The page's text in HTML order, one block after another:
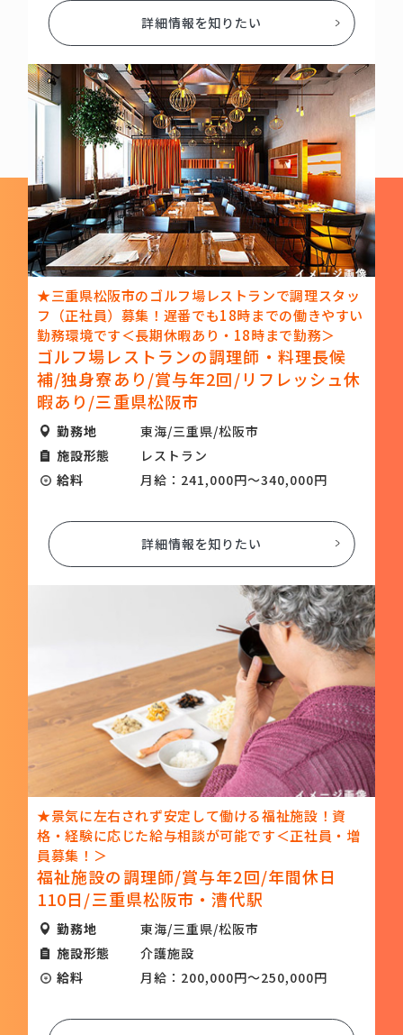
詳細情報を知りたい
★三重県松阪市のゴルフ場レストランで調理スタッ
フ（正社員）募集！遅番でも18時までの働きやすい
勤務環境です＜長期休暇あり・18時まで勤務＞
ゴルフ場レストランの調理師・料理長候
補/独身寮あり/賞与年2回/リフレッシュ休
暇あり/三重県松阪市
勤務地
東海/三重県/松阪市
施設形態
レストラン
給料
月給：241,000円～340,000円
詳細情報を知りたい
★景気に左右されず安定して働ける福祉施設！資
格・経験に応じた給与相談が可能です＜正社員・増
員募集！＞
福祉施設の調理師/賞与年2回/年間休日
110日/三重県松阪市・漕代駅
勤務地
東海/三重県/松阪市
施設形態
介護施設
給料
月給：200,000円～250,000円